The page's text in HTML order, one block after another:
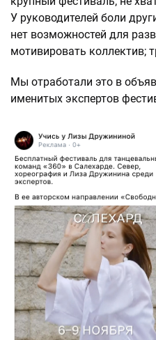
У руководителей боли
нет возможностей для
мотивировать коллектив;
Мы отработали это в
именитых экспертов